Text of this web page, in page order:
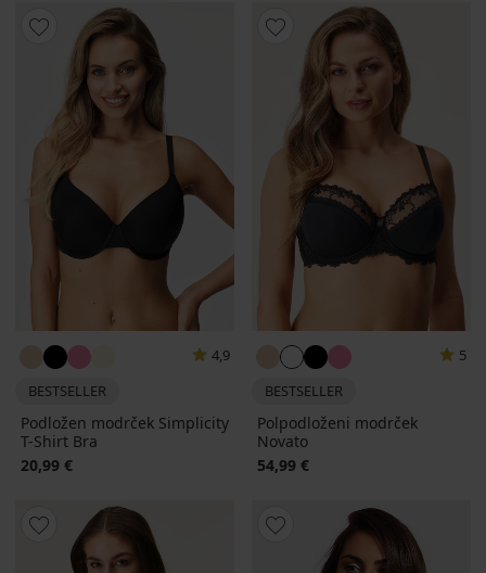
4,9
BESTSELLER
Podložen modrček Simplicity
T-Shirt Bra
20,99 €
5
BESTSELLER
Polpodloženi modrček
Novato
54,99 €